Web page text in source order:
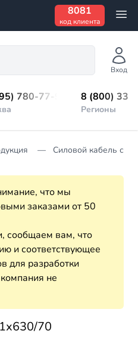
8081
код клиента
Вход
780-77-98 8 (800)
Регионы
Силовой кабель с
что мы
заказами от 50
сообщаем вам, что
и соответствующее
для разработки
не
70